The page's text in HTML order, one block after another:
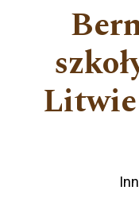
Litwie